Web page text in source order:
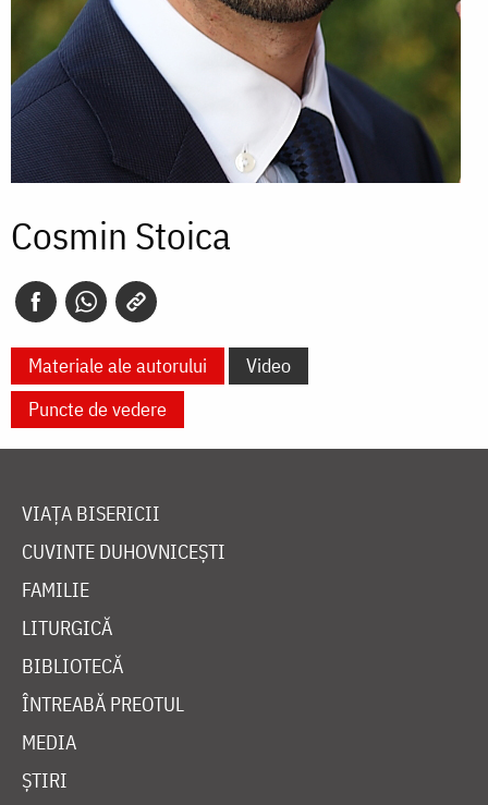
Cosmin Stoica
Materiale ale autorului
Video
Puncte de vedere
VIAȚA BISERICII
CUVINTE DUHOVNICEȘTI
FAMILIE
LITURGICĂ
BIBLIOTECĂ
ÎNTREABĂ PREOTUL
MEDIA
ȘTIRI